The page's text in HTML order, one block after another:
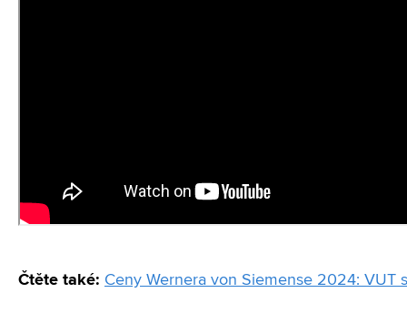
Čtěte také: Ceny Wernera von Siemense 2024: VUT